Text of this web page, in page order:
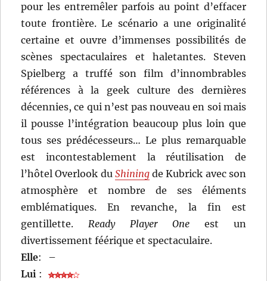
pour les entremêler parfois au point d’effacer
toute frontière. Le scénario a une originalité
certaine et ouvre d’immenses possibilités de
scènes spectaculaires et haletantes. Steven
Spielberg a truffé son film d’innombrables
références à la geek culture des dernières
décennies, ce qui n’est pas nouveau en soi mais
il pousse l’intégration beaucoup plus loin que
tous ses prédécesseurs… Le plus remarquable
est incontestablement la réutilisation de
l’hôtel Overlook du Shiningde Kubrick avec son
atmosphère et nombre de ses éléments
emblématiques. En revanche, la fin est
gentillette. Ready Player One est un
divertissement féérique et spectaculaire.
Elle:
–
Lui :